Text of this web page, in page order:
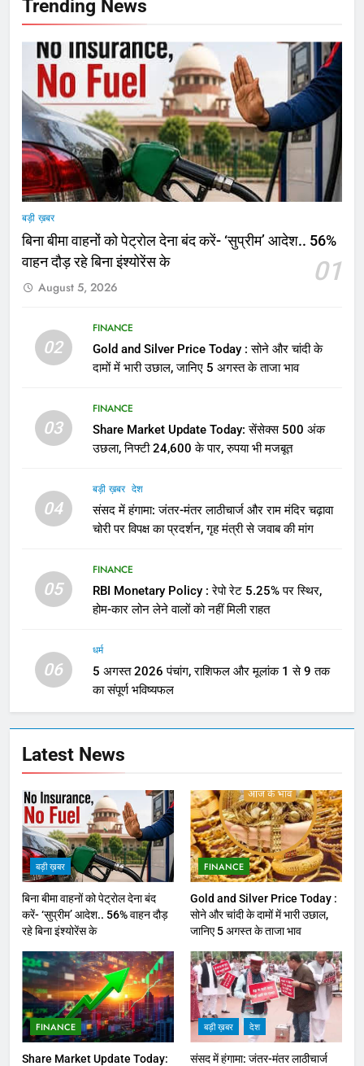
Trending News
बड़ी ख़बर
बिना बीमा वाहनों को पेट्राेल देना बंद करें- ‘सुप्रीम’ आदेश.. 56%
वाहन दौड़ रहे बिना इंश्योरेंस के
01
August 5, 2026
02
FINANCE
Gold and Silver Price Today : सोने और चांदी के
दामों में भारी उछाल, जानिए 5 अगस्त के ताजा भाव
03
FINANCE
Share Market Update Today: सेंसेक्स 500 अंक
उछला, निफ्टी 24,600 के पार, रुपया भी मजबूत
04
बड़ी ख़बर देश
संसद में हंगामा: जंतर-मंतर लाठीचार्ज और राम मंदिर चढ़ावा
चोरी पर विपक्ष का प्रदर्शन, गृह मंत्री से जवाब की मांग
05
FINANCE
RBI Monetary Policy : रेपो रेट 5.25% पर स्थिर,
होम-कार लोन लेने वालों को नहीं मिली राहत
06
धर्म
5 अगस्त 2026 पंचांग, राशिफल और मूलांक 1 से 9 तक
का संपूर्ण भविष्यफल
Latest News
बड़ी ख़बर
बिना बीमा वाहनों को पेट्राेल देना बंद
करें- ‘सुप्रीम’ आदेश.. 56% वाहन दौड़
रहे बिना इंश्योरेंस के
FINANCE
Gold and Silver Price Today :
सोने और चांदी के दामों में भारी उछाल,
जानिए 5 अगस्त के ताजा भाव
FINANCE
Share Market Update Today:
बड़ी ख़बर देश
संसद में हंगामा: जंतर-मंतर लाठीचार्ज